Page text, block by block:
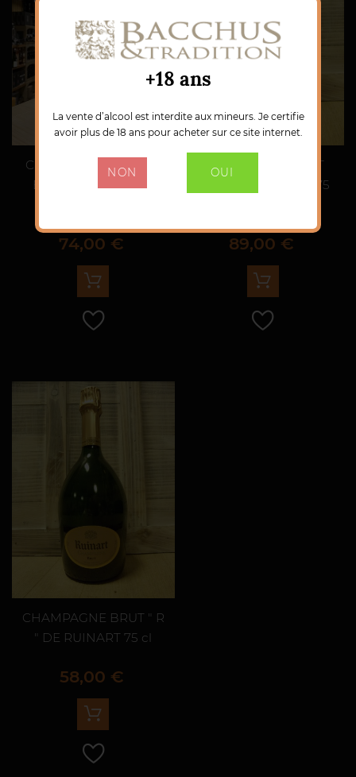
CHAMPAGNE AYALA -
BLANC DE BLANCS
Prix
74,00 €
CHAMPAGNE BRUT
ROSE DE RUINART 75
Prix
89,00 €
CHAMPAGNE BRUT " R
" DE RUINART 75 cl
Prix
58,00 €
+18 ans
La vente d’alcool est interdite aux mineurs. Je certifie
avoir plus de 18 ans pour acheter sur ce site internet.
NON OUI